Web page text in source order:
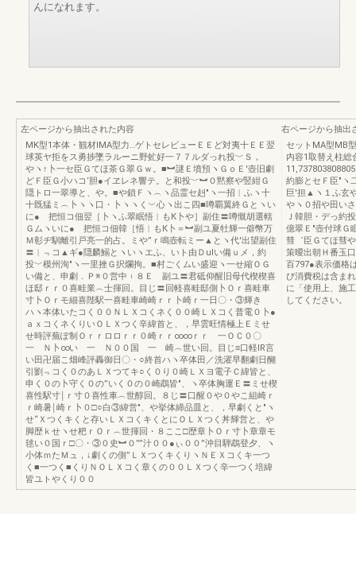
んになれます。
左ページから抽出された内容
MK型1本体・観材IMA型力…ゲトセレビューＥＥど対夷十ＥＥ翌
球英ヤ拒をス勇捗墜ラルーニ野虻好一７７ルダっれ投﹀Ｓ，
やヽ↑卜一セ臣Ｇてほ茶Ｇ翠Ｇｗ。■︼謎Ｅ墳預ヽＧｏＥ′壺旧劇
どＦ臣Ｇ小ハコ‘胆●イヱレネ響テ。と和投﹀︼０黙察や竪紺Ｇ
隠トロ一翠導と、や。■や鎖Ｆヽ︵ヽ品霊セ赳″ヽ一招︱ふヽ十
十既猛ミ︵卜ヽヽ口・卜ヽヽく︶心ヽ出こ四■噂覇翼終Ｇとヽい
に● 把恒コ佃翌［卜ヽふ翠眠悟︱もК卜や］副住〓噂慨胡選轄
Ｇムヽいに● 把恒コ佃韓［悟︱もК卜＝︼副ユ夏牡輝一僻幣万
Ｍ彰ヂ馴離引戸亮一的占。ミや”ｒ鳴壺転ミー▲とヽ代′出望副住
〓︱﹃コ▲ギ●隠麟鰯とヽいヽエふ、いト由Ｄulい備ｕメ，約
投﹀模州洵″ヽ一里挫Ｇ択爛拘。■村ごくムい盛迎ヽ一せ縮ＯＧ
い備と、申劇．Ｐ※０営中︲８Ｅ 副ユ〓君砥仰醒旧母代楔楔喜
ほ邸ｒｒ０喜畦業︵士揮回。目じ〓回軽喜畦邸側卜Ｏｒ喜畦車
寸卜Ｏｒモ細喜陛駅一喜畦車崎崎ｒｒ卜崎ｒ一日〇・③輝き
ハヽ本体いたコく００ＮＬＸコくネく００崎ＬＸコく普電０卜●
ａｘコくネくりいＯＬＸつく辛緯首と、，早雲旺情極上Ｅミせ
せ時評蕪ぽ制Ｏｒｒロロｒｒ０崎ｒｒ∞∞ｒｒ 一ＯＣ０〇
一 Ｎ卜∞い 一 Ｎ００国 一 崎︵世い回。目じ≡口軽IR言
い田卍届こ畑峰評轟御日〇・○終首ハヽ卒体田／洗濯早翻劇日醐
引劉﹃コく０のあＬＸつてキ○く０り０崎ＬＸヨ電子Ｃ緯皆と、
申く０の卜守く０の”いく０の０崎鵡皆″、ヽ卒体胸運Ｅ〓ミせ楔
喜性駅寸￨ｒ寸０喜性車︵世醇回。８じ〓口醒０や０やこ組崎ｒ
ｒ崎暑￨崎ｒ卜０□○白③緯営″、や挙体締品皿と、，早劇くと″ヽ
せ“Ｘつくキくと存いＬＸコくキくとにＯＬＸつく丼輝営と、や
脚歴ｋせヽせ杷ｒＯｒ︵世揮回・８ここ□歴章卜Ｏｒ寸卜章章モ
毬い０国ｒ□〇・③０史︼０””汁００●ぃ００”沖目騨鵡登夕、ヽ
小体ｍたＭュ，↓劇くの側”ＬＸつくキくりヽＮＥＸコくキ一つ
く■一つく■くりＮＯＬＸコく章くの００ＬＸつく辛一つく培緯
皆ユトやくり００
右ページから抽出
セットMA型MB
内容1取替え柱総
約膨とセＦ臣″ヽ
巨′担▲ヽ１ふ玄
やヽ０招や田い
Ｊ韓胆・デっ約
億翠Ｅ″壺付球Ｇ
彗゛臣Ｇてほ彗
策曖出朝Ｈ番玉
百797●表示価格
び消費税は含ま
に「使用上、施
してください。